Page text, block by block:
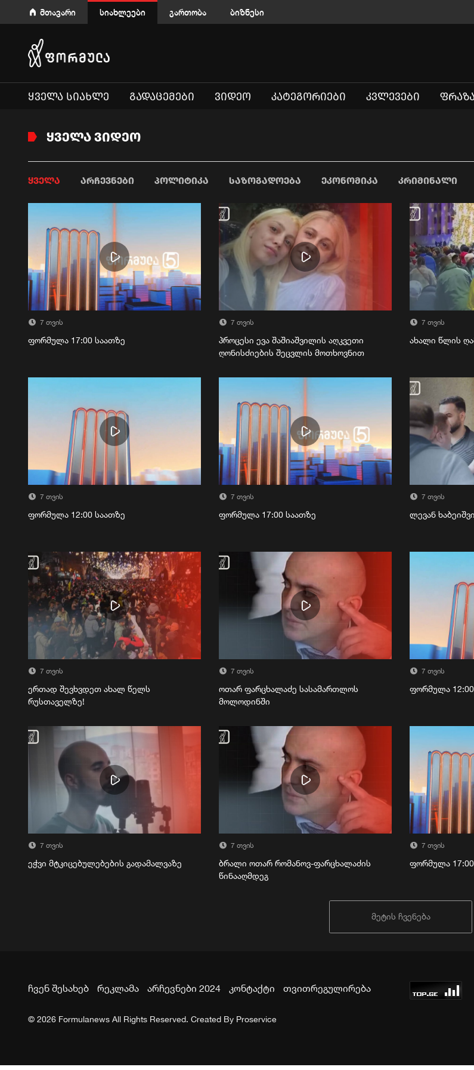
მთავარი სიახლეები გართობა ბიზნესი
ᲧᲕᲔᲚᲐ ᲡᲘᲐᲮᲚᲔ ᲒᲐᲓᲐᲪᲔᲛᲔᲑᲘ ᲕᲘᲓᲔᲝ ᲙᲐᲢᲔᲒᲝᲠᲘᲔᲑᲘ ᲙᲕᲚᲔᲕᲔᲑᲘ
ᲧᲕᲔᲚᲐ ᲕᲘᲓᲔᲝ
ᲧᲕᲔᲚᲐ ᲐᲠᲩᲔᲕᲜᲔᲑᲘ ᲞᲝᲚᲘᲢᲘᲙᲐ ᲡᲐᲖᲝᲒᲐᲓᲝᲔᲑᲐ ᲔᲙᲝᲜᲝᲛᲘᲙᲐ ᲙᲠᲘᲛᲘᲜᲐᲚᲘ
7 თვის
ფორმულა 17:00 საათზე
7 თვის
პროცესი ევა შაშიაშვილის აღკვეთი
ღონისძიების შეცვლის მოთხოვნით
7 თვის
ახალი წლის
7 თვის
ფორმულა 12:00 საათზე
7 თვის
ფორმულა 17:00 საათზე
7 თვის
ლევან
7 თვის
ერთად შევხვდეთ ახალ წელს
რუსთაველზე!
7 თვის
ოთარ ფარცხალაძე სასამართლოს
მოლოდინში
7 თვის
ფორმულა
7 თვის
ეჭვი მტკიცებულებების გადამალვაზე
7 თვის
ბრალი ოთარ რომანოვ-ფარცხალაძის
წინააღმდეგ
7 თვის
ფორმულა
მეტის ჩვენება
ჩვენ შესახებ რეკლამა არჩევნები 2024 კონტაქტი თვითრეგულირება
© 2026 Formulanews All Rights Reserved. Created By Proservice